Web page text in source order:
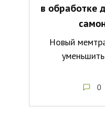
в обработке
Новый
0